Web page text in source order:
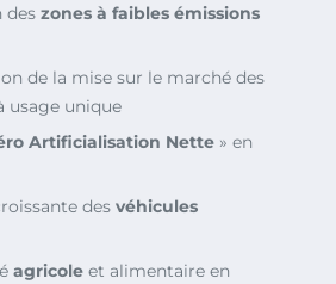
des zones à faibles émissions
de la mise sur le marché des
usage unique
Artificialisation Nette » en
des véhicules
agricole et alimentaire en